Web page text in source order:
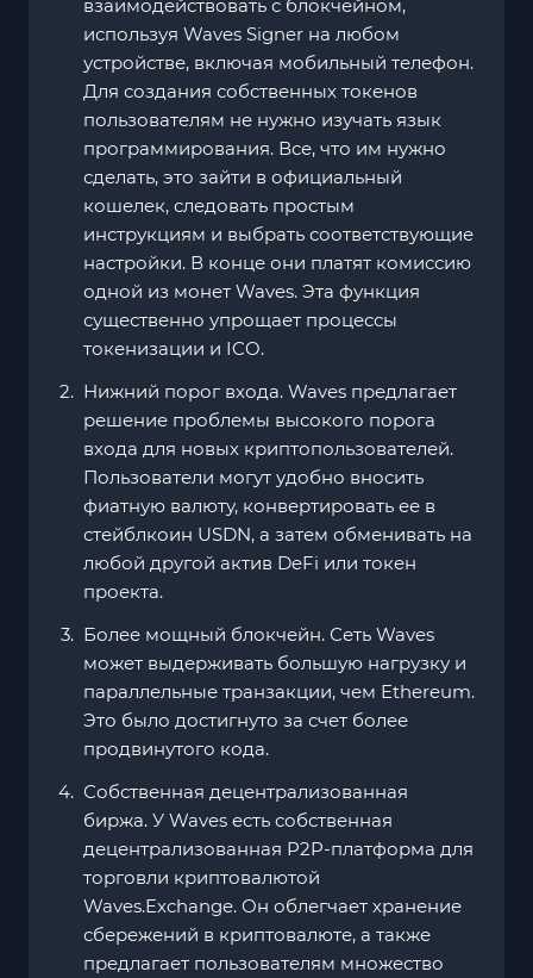
взаимодействовать с блокчейном,
используя Waves Signer на любом
устройстве, включая мобильный телефон.
Для создания собственных токенов
пользователям не нужно изучать язык
программирования. Все, что им нужно
сделать, это зайти в официальный
кошелек, следовать простым
инструкциям и выбрать соответствующие
настройки. В конце они платят комиссию
одной из монет Waves. Эта функция
существенно упрощает процессы
токенизации и ICO.
Нижний порог входа. Waves предлагает
решение проблемы высокого порога
входа для новых криптопользователей.
Пользователи могут удобно вносить
фиатную валюту, конвертировать ее в
стейблкоин USDN, а затем обменивать на
любой другой актив DeFi или токен
проекта.
Более мощный блокчейн. Сеть Waves
может выдерживать большую нагрузку и
параллельные транзакции, чем Ethereum.
Это было достигнуто за счет более
продвинутого кода.
Собственная децентрализованная
биржа. У Waves есть собственная
децентрализованная P2P-платформа для
торговли криптовалютой
Waves.Exchange. Он облегчает хранение
сбережений в криптовалюте, а также
предлагает пользователям множество